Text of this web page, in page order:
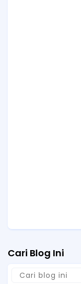
Cari Blog Ini